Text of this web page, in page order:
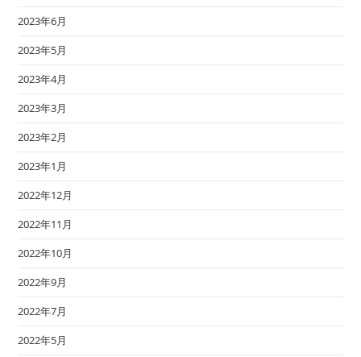
2023年6月
2023年5月
2023年4月
2023年3月
2023年2月
2023年1月
2022年12月
2022年11月
2022年10月
2022年9月
2022年7月
2022年5月